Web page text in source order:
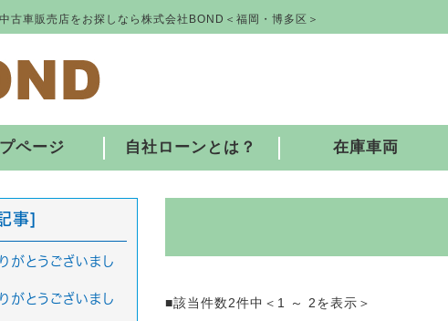
古車販売店をお探しなら株式会社BOND＜福岡・博多区＞
ページ 自社ローンとは？ 在庫車両
■該当件数2件中＜1 ～ 2を表示＞
事]
がとうございまし
がとうございまし